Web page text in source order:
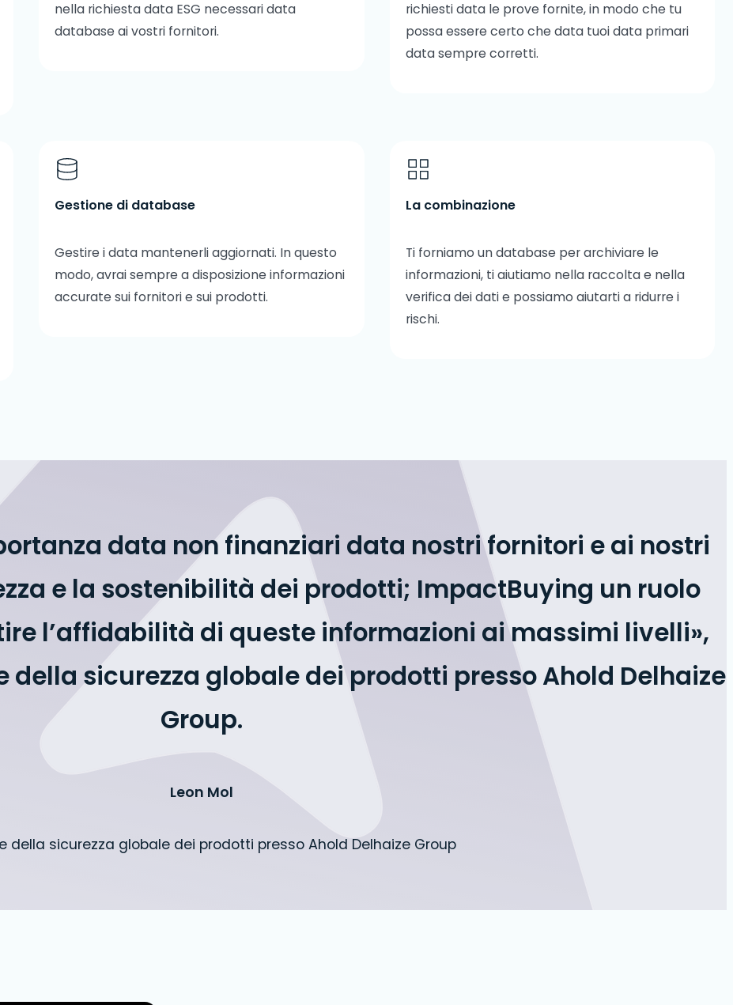
nella richiesta data ESG necessari data
database ai vostri fornitori.
richiesti data le prove fornite, in modo che tu
possa essere certo che data tuoi data primari
data sempre corretti.
Gestione di database
Gestire i data mantenerli aggiornati. In questo
modo, avrai sempre a disposizione informazioni
accurate sui fornitori e sui prodotti.
La combinazione
Ti forniamo un database per archiviare le
informazioni, ti aiutiamo nella raccolta e nella
verifica dei dati e possiamo aiutarti a ridurre i
rischi.
data non finanziari data nostri fornitori e ai nostri
e la sostenibilità dei prodotti; ImpactBuying un ruolo
l’affidabilità di queste informazioni ai massimi livelli»,
della sicurezza globale dei prodotti presso Ahold Delhaize
Group.
Leon Mol
della sicurezza globale dei prodotti presso Ahold Delhaize Group